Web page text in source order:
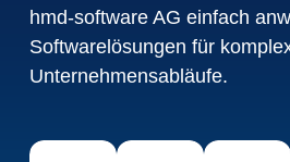
hmd-software AG einfach
Softwarelösungen für
Unternehmensabläufe.